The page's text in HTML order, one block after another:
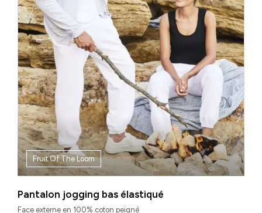
Fruit Of The Loom
Pantalon jogging bas élastiqué
Face externe en 100% coton peigné